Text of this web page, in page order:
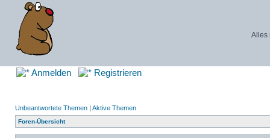
Alles
Anmelden Registrieren
Unbeantwortete Themen | Aktive Themen
Foren-Übersicht